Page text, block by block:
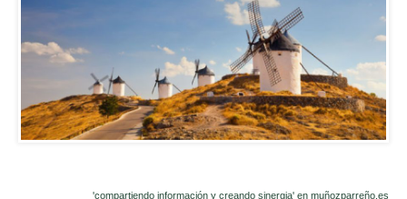
'compartiendo información y creando sinergia' en muñozparreño.es